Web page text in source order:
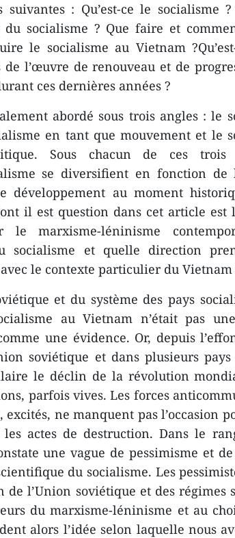
: Qu’est-ce le socialisme
socialisme ? Que faire et
le socialisme au Vietnam
de l’œuvre de renouveau et de
ces dernières années ?
abordé sous trois angles : le
en tant que mouvement et le
Sous chacun de ces trois
se diversifient en fonction
développement au moment
il est question dans cet article est
le marxisme-léninisme
socialisme et quelle direction
le contexte particulier du Vietnam
et du système des pays
au Vietnam n’était pas
une évidence. Or, depuis
soviétique et dans plusieurs pays
le déclin de la révolution
parfois vives. Les forces
ne manquent pas l’occasion
actes de destruction. Dans le
une vague de pessimisme et
du socialisme. Les
l’Union soviétique et des régimes
du marxisme-léninisme et au
alors l’idée selon laquelle nous